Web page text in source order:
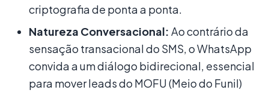
criptografia de ponta a ponta.
Natureza Conversacional: Ao contrário da
sensação transacional do SMS, o WhatsApp
convida a um diálogo bidirecional, essencial
para mover leads do MOFU (Meio do Funil)